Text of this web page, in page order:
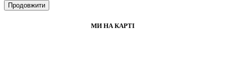
Продовжити
МИ НА КАРТІ